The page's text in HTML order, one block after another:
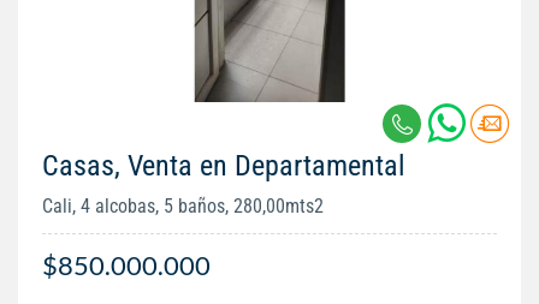
Casas, Venta en Departamental
Cali, 4 alcobas, 5 baños, 280,00mts2
$850.000.000